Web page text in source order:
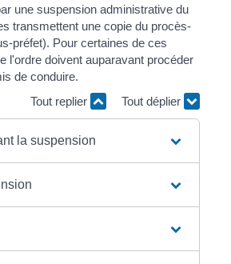
une suspension administrative du
transmettent une copie du procès-
préfet). Pour certaines de ces
l'ordre doivent auparavant procéder
de conduire.
Tout replier
Tout déplier
la suspension